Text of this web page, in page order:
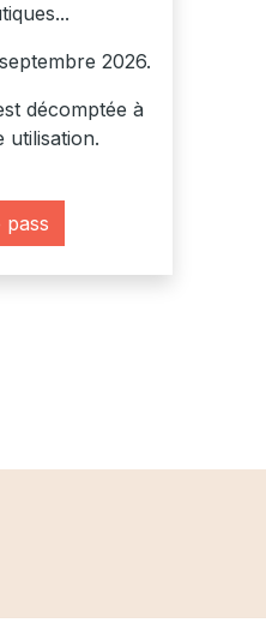
2026.
décomptée à
utilisation.